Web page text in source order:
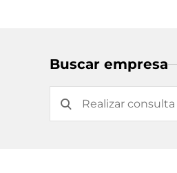
Buscar empresa